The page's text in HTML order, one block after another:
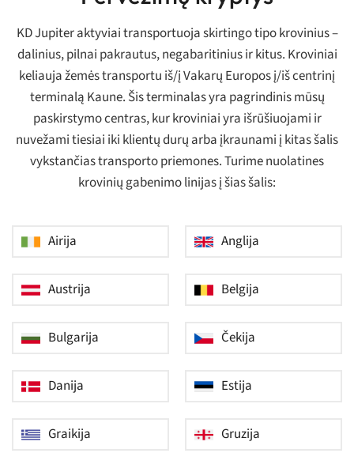
KD Jupiter aktyviai transportuoja skirtingo tipo krovinius –
dalinius, pilnai pakrautus, negabaritinius ir kitus. Kroviniai
keliauja žemės transportu iš/į Vakarų Europos į/iš centrinį
terminalą Kaune. Šis terminalas yra pagrindinis mūsų
paskirstymo centras, kur kroviniai yra išrūšiuojami ir
nuvežami tiesiai iki klientų durų arba įkraunami į kitas šalis
vykstančias transporto priemones. Turime nuolatines
krovinių gabenimo linijas į šias šalis:
Airija Anglija
Austrija Belgija
Bulgarija Čekija
Danija Estija
Graikija Gruzija